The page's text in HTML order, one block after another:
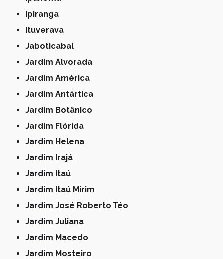
Ipiranga
Ituverava
Jaboticabal
Jardim Alvorada
Jardim América
Jardim Antártica
Jardim Botânico
Jardim Flórida
Jardim Helena
Jardim Irajá
Jardim Itaú
Jardim Itaú Mirim
Jardim José Roberto Téo
Jardim Juliana
Jardim Macedo
Jardim Mosteiro